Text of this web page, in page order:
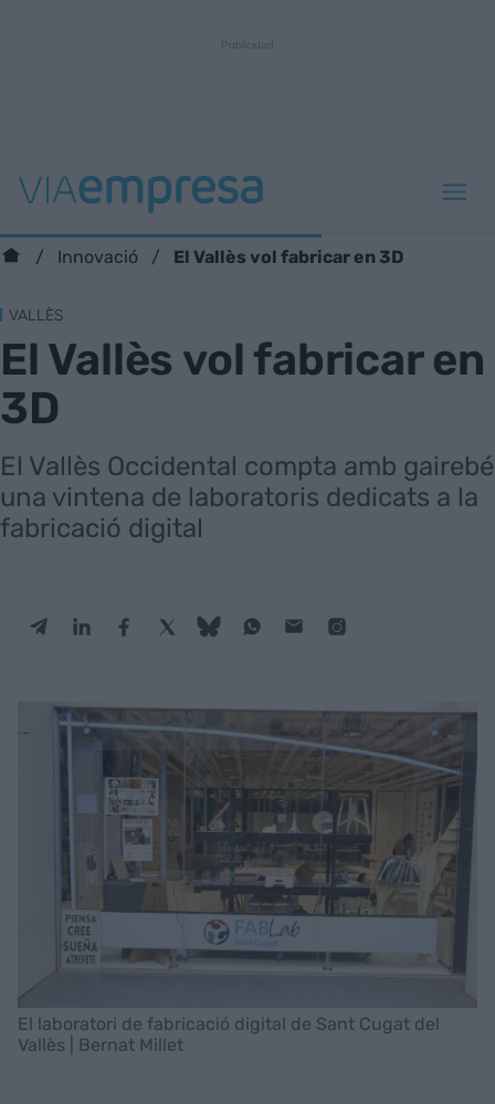
Innovació El Vallès vol fabricar en 3D
VALLÈS
El Vallès vol fabricar en
3D
El Vallès Occidental compta amb gairebé
una vintena de laboratoris dedicats a la
fabricació digital
El laboratori de fabricació digital de Sant Cugat del
Vallès | Bernat Millet